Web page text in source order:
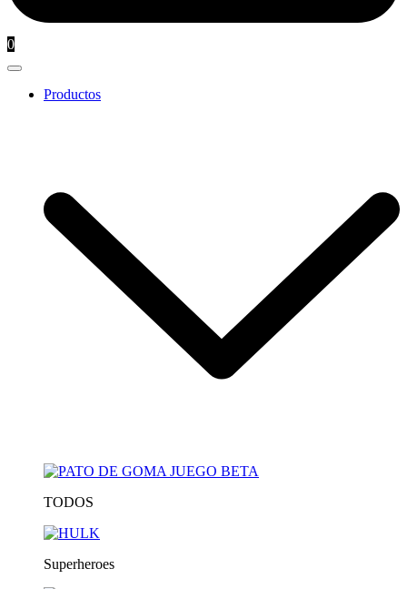
0
Productos
TODOS
Superheroes